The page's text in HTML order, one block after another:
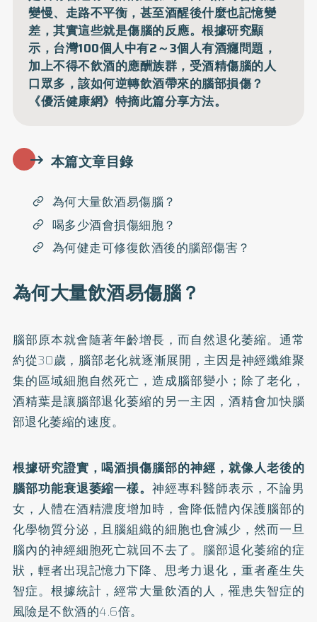
變慢、走路不平衡，甚至酒醒後什麼也記憶變
差，其實這些就是傷腦的反應。根據研究顯
示，台灣100個人中有2～3個人有酒癮問題，
加上不得不飲酒的應酬族群，受酒精傷腦的人
口眾多，該如何逆轉飲酒帶來的腦部損傷？
《優活健康網》特摘此篇分享方法。
本篇文章目錄
為何大量飲酒易傷腦？
喝多少酒會損傷細胞？
為何健走可修復飲酒後的腦部傷害？
為何大量飲酒易傷腦？
腦部原本就會隨著年齡增長，而自然退化萎縮。通常
約從30歲，腦部老化就逐漸展開，主因是神經纖維聚
集的區域細胞自然死亡，造成腦部變小；除了老化，
酒精葉是讓腦部退化萎縮的另一主因，酒精會加快腦
部退化萎縮的速度。
根據研究證實，喝酒損傷腦部的神經，就像人老後的
腦部功能衰退萎縮一樣。神經專科醫師表示，不論男
女，人體在酒精濃度增加時，會降低體內保護腦部的
化學物質分泌，且腦組織的細胞也會減少，然而一旦
腦內的神經細胞死亡就回不去了。腦部退化萎縮的症
狀，輕者出現記憶力下降、思考力退化，重者產生失
智症。根據統計，經常大量飲酒的人，罹患失智症的
風險是不飲酒的4.6倍。